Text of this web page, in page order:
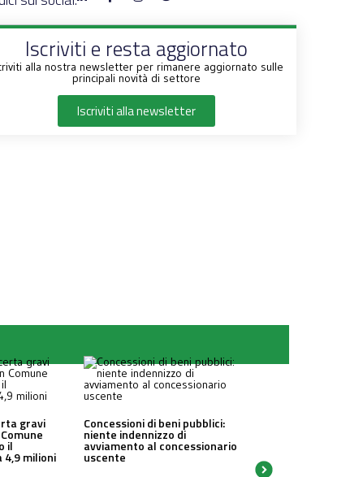
Iscriviti e resta aggiornato
alla nostra newsletter per rimanere aggiornato sulle
principali novità di settore
Iscriviti alla newsletter
gravi
il
milioni
Concessioni di beni pubblici:
niente indennizzo di
avviamento al concessionario
uscente